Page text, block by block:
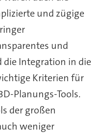
und zügige
und
die Integration in die
Kriterien für
Planungs-Tools.
der großen
weniger